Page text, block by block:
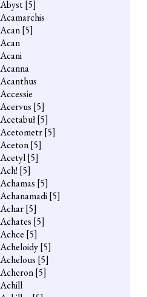
Abyst[5]
Acamarchis
Acan[5]
Acan
Acani
Acanna
Acanthus
Accessie
Acervus [5]
Acetabuł[5]
Acetometr[5]
Aceton[5]
Acetyl[5]
Ach! [5]
Achamas [5]
Achanamadi[5]
Achar[5]
Achates [5]
Achce [5]
Acheloidy[5]
Achelous [5]
Acheron[5]
Achill